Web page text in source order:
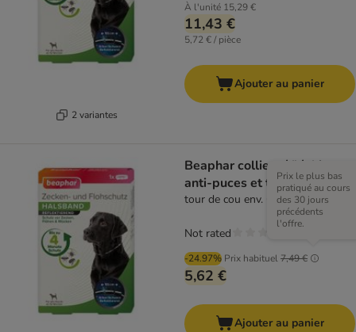
2 variantes
À l'unité 15,29 €
11,43 €
5,72 € / pièce
Ajouter au panier
Beaphar collier réfléchissant
anti-puces et tiques
tour de cou env. 65 cm
-24.97% Prix habituel7,49 €
Prix le plus bas
pratiqué au cours
des 30 jours
précédents
l'offre.
5,62 €
Not rated
Ajouter au panier